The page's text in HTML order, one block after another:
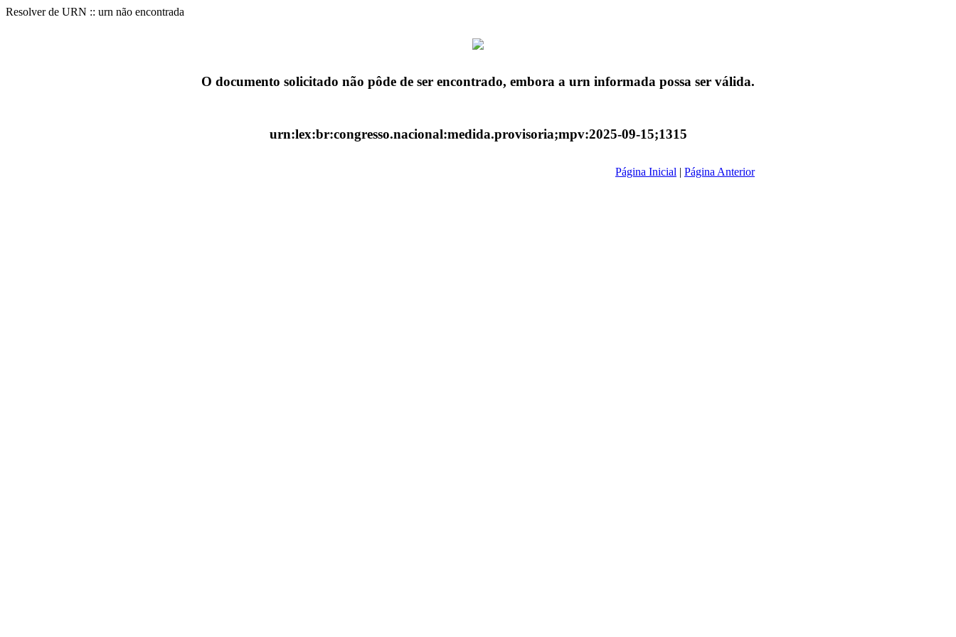
Resolver de URN :: urn não encontrada
O documento solicitado não pôde de ser encontrado, embora a urn informada possa ser válida.
urn:lex:br:congresso.nacional:medida.provisoria;mpv:2025-09-15;1315
Página Inicial | Página Anterior